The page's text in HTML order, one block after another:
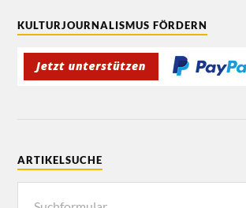
KULTURJOURNALISMUS FÖRDERN
ARTIKELSUCHE